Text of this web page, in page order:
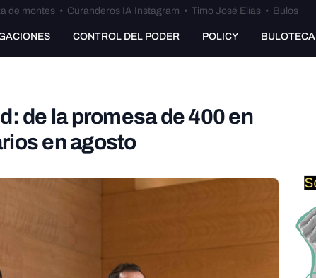
de montes• Curanderos IA Instagram • Timo José Elías• Bulos
CONTROL DEL PODER POLICY BULOTECA
de la promesa de 400 en
en agosto